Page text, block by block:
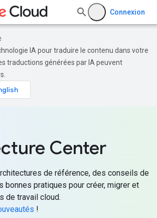
Connexion
IA pour traduire le contenu dans votre
traductions générées par IA peuvent
Center
de référence, des conseils de
bonnes pratiques pour créer, migrer et
de travail cloud.
!